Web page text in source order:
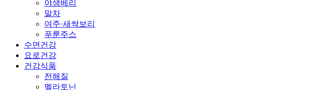
야생베리
말차
여주·새싹보리
푸룬주스
수면건강
요로건강
건강식품
전해질
멜라토닌